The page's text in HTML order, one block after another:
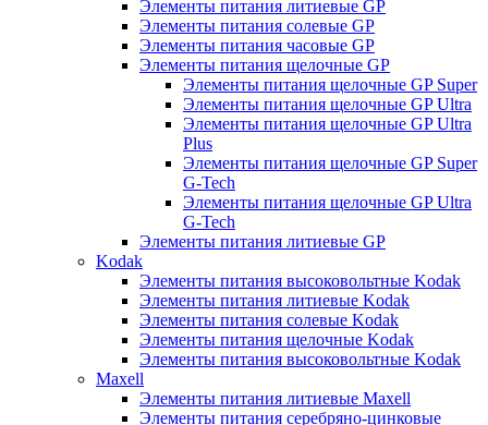
Элементы питания литиевые GP
Элементы питания солевые GP
Элементы питания часовые GP
Элементы питания щелочные GP
Элементы питания щелочные GP Super
Элементы питания щелочные GP Ultra
Элементы питания щелочные GP Ultra
Plus
Элементы питания щелочные GP Super
G-Tech
Элементы питания щелочные GP Ultra
G-Tech
Элементы питания литиевые GP
Kodak
Элементы питания высоковольтные Kodak
Элементы питания литиевые Kodak
Элементы питания солевые Kodak
Элементы питания щелочные Kodak
Элементы питания высоковольтные Kodak
Maxell
Элементы питания литиевые Maxell
Элементы питания серебряно-цинковые